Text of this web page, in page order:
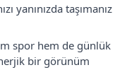
yanınızda taşımanız
spor hem de günlük
bir görünüm